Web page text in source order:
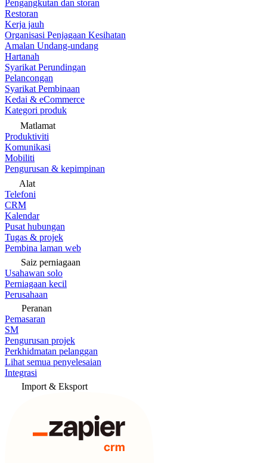
Pengangkutan dan storan
Restoran
Kerja jauh
Organisasi Penjagaan Kesihatan
Amalan Undang-undang
Hartanah
Syarikat Perundingan
Pelancongan
Syarikat Pembinaan
Kedai & eCommerce
Kategori produk
Matlamat
Produktiviti
Komunikasi
Mobiliti
Pengurusan & kepimpinan
Alat
Telefoni
CRM
Kalendar
Pusat hubungan
Tugas & projek
Pembina laman web
Saiz perniagaan
Usahawan solo
Perniagaan kecil
Perusahaan
Peranan
Pemasaran
SM
Pengurusan projek
Perkhidmatan pelanggan
Lihat semua penyelesaian
Integrasi
Import & Eksport